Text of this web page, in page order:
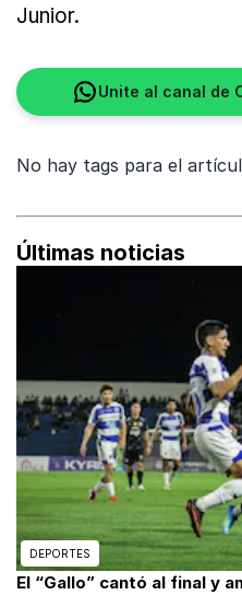
Junior.
Unite al canal de
No hay tags para el
Últimas noticias
DEPORTES
El “Gallo” cantó al final y